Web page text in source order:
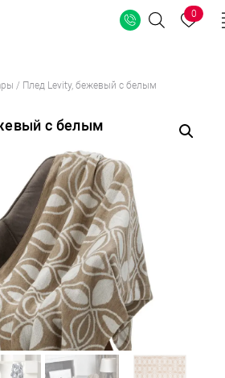
Поиск
0
/ Плед Levity, бежевый с белым
с белым